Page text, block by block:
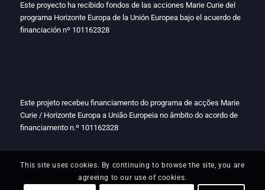
Este proyecto ha recibido fondos de las acciones Marie Curie del
programa Horizonte Europa de la Unión Europea bajo el acuerdo de
financiación nº 101162328
Este projeto recebeu financiamento do programa de acções Marie
Curie / Horizonte Europa a União Europeia no âmbito do acordo de
financiamento n.º 101162328
This site uses cookies. By continuing to browse the site, you are
agreeing to our use of cookies.